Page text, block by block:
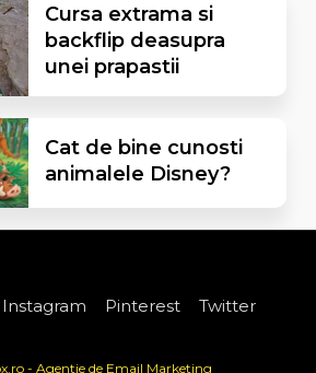
Cursa extrama si
backflip deasupra
unei prapastii
Cat de bine cunosti
animalele Disney?
Instagram Pinterest Twitter
- Agentie de Email Marketing